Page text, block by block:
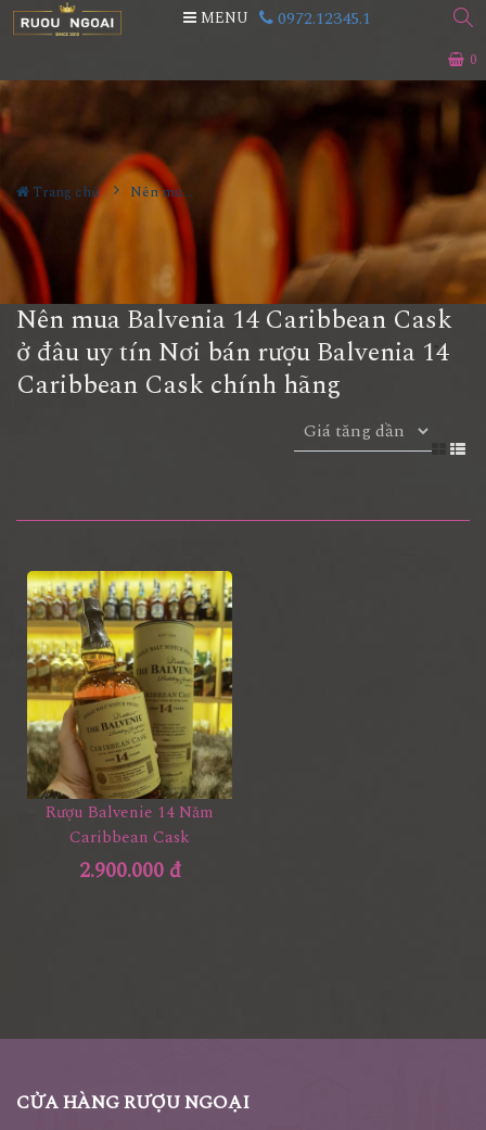
0
MENU 0972.12345.1
Trang chủ Nên mua Balvenia 14 Caribbean Cask ở đâu uy tín Nơi bán rượu Balvenia 14 Caribbean Cask chính hãng
Nên mua Balvenia 14 Caribbean Cask
ở đâu uy tín Nơi bán rượu Balvenia 14
Caribbean Cask chính hãng
Rượu Balvenie 14 Năm
Caribbean Cask
2.900.000 đ
CỬA HÀNG RƯỢU NGOẠI